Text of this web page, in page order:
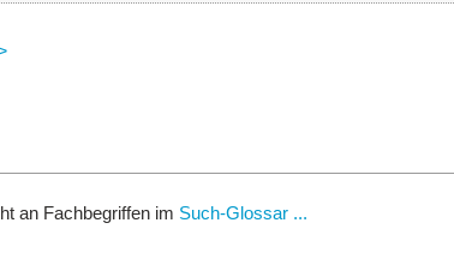
an Fachbegriffen im Such-Glossar ...